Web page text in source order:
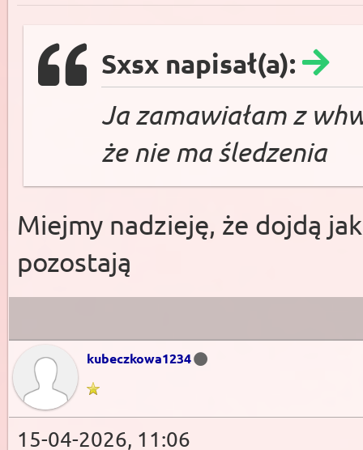
Sxsx napisał(a):
Ja zamawiałam z
że nie ma śledzenia
Miejmy nadzieję, że dojdą
pozostają
kubeczkowa1234
15-04-2026, 11:06